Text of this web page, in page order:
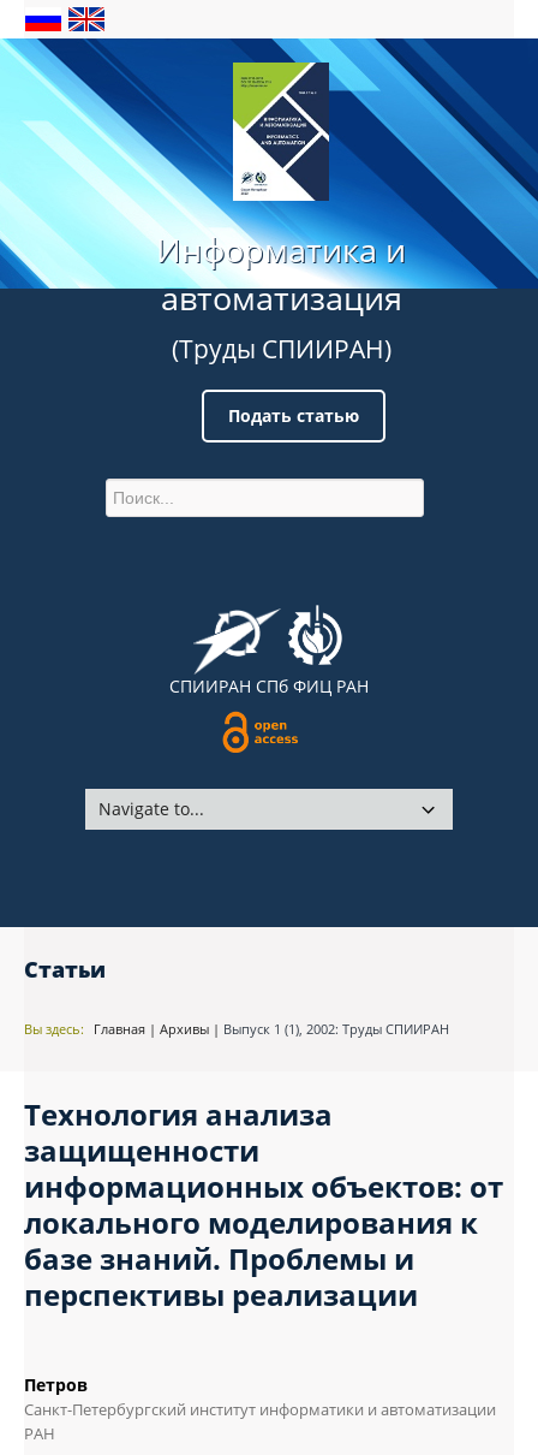
Информатика и
автоматизация
(Труды СПИИРАН)
Подать статью
СПИИРАН СПб ФИЦ РАН
Статьи
Вы здесь: Главная | Архивы | Выпуск 1 (1), 2002: Труды СПИИРАН
Технология анализа
защищенности
информационных объектов: от
локального моделирования к
базе знаний. Проблемы и
перспективы реализации
Петров
Санкт-Петербургский институт информатики и автоматизации
РАН